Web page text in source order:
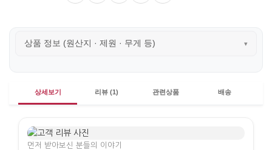
상품 정보 (원산지 · 제원 · 무게 등) ▾
상세보기 리뷰 (1) 관련상품 배송
먼저 받아보신 분들의 이야기